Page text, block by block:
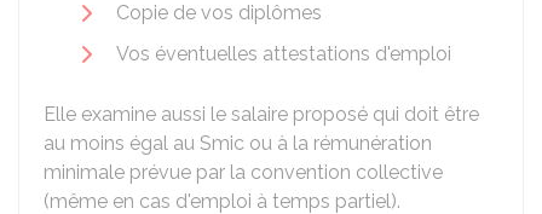
Copie de vos diplômes
Vos éventuelles attestations d'emploi
Elle examine aussi le salaire proposé qui doit être
au moins égal au Smic ou à la rémunération
minimale prévue par la convention collective
(même en cas d'emploi à temps partiel).